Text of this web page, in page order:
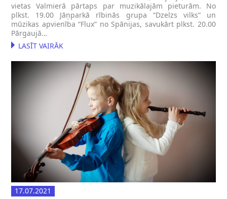
vietas Valmierā pārtaps par muzikālajām pieturām. No
plkst. 19.00 Jāņparkā rībinās grupa “Dzelzs vilks” un
mūzikas apvienība “Flux” no Spānijas, savukārt plkst. 20.00
Pārgaujā…
LASĪT VAIRĀK
17.07.2021